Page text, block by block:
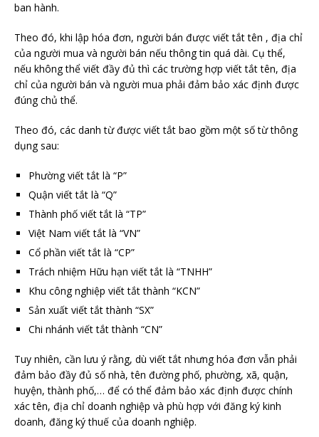
ban hành.
Theo đó, khi lập hóa đơn, người bán được viết tắt tên , địa chỉ
của người mua và người bán nếu thông tin quá dài. Cụ thể,
nếu không thể viết đầy đủ thì các trường hợp viết tắt tên, địa
chỉ của người bán và người mua phải đảm bảo xác định được
đúng chủ thể.
Theo đó, các danh từ được viết tắt bao gồm một số từ thông
dụng sau:
Phường viết tắt là “P”
Quận viết tắt là “Q”
Thành phố viết tắt là “TP”
Việt Nam viết tắt là “VN”
Cổ phần viết tắt là “CP”
Trách nhiệm Hữu hạn viết tắt là “TNHH”
Khu công nghiệp viết tắt thành “KCN”
Sản xuất viết tắt thành “SX”
Chi nhánh viết tắt thành “CN”
Tuy nhiên, cần lưu ý rằng, dù viết tắt nhưng hóa đơn vẫn phải
đảm bảo đầy đủ số nhà, tên đường phố, phường, xã, quận,
huyện, thành phố,… để có thể đảm bảo xác định được chính
xác tên, địa chỉ doanh nghiệp và phù hợp với đăng ký kinh
doanh, đăng ký thuế của doanh nghiệp.